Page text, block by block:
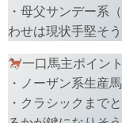
・母父サンデー系
わせは現状手堅そう
一口馬主ポイント
・ノーザン系生産
・クラシックまで